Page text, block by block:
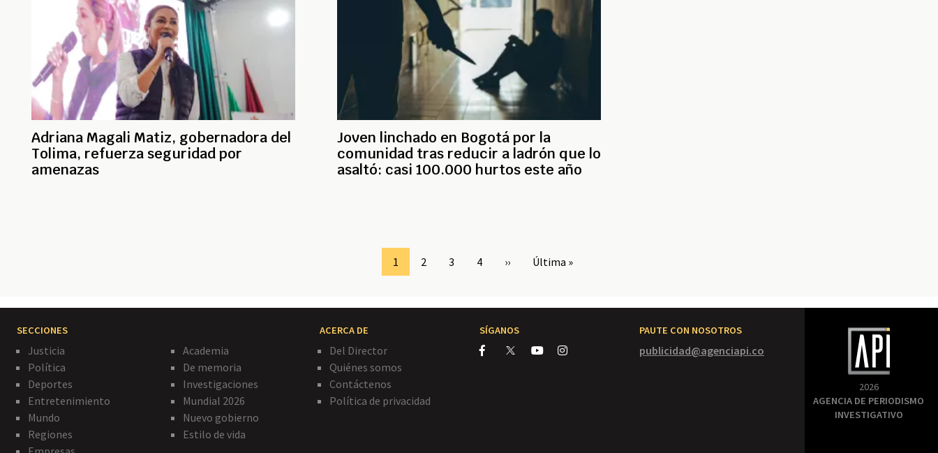
Adriana Magali Matiz, gobernadora del
Tolima, refuerza seguridad por
amenazas
Joven linchado en Bogotá por la
comunidad tras reducir a ladrón que lo
asaltó: casi 100.000 hurtos este año
Page
1 Page
2 Page
3 Page
4
Siguiente
››
Última
Última »
SECCIONES
Justicia
Política
Deportes
Entretenimiento
Mundo
Regiones
Academia
De memoria
Investigaciones
Mundial 2026
Nuevo gobierno
Estilo de vida
ACERCA DE
Del Director
Quiénes somos
Contáctenos
Política de privacidad
SÍGANOS PAUTE CON NOSOTROS
publicidad@agenciapi.co
2026
AGENCIA DE PERIODISMO
INVESTIGATIVO